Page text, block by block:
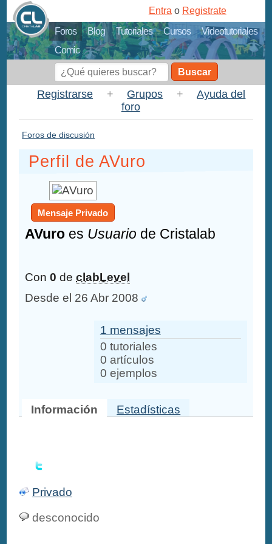
Foros Blog Tutoriales Cursos
Videotutoriales
Comic
Entra o Registrate
Buscar
Registrarse + Grupos +
Ayuda del
foro
Foros de discusión
Perfil de AVuro
Mensaje Privado
AVuro es Usuario de Cristalab
Con0 declabLevel
Desde el 26 Abr 2008
1 mensajes
0 tutoriales
0 artículos
0 ejemplos
Información Estadísticas
Privado
desconocido